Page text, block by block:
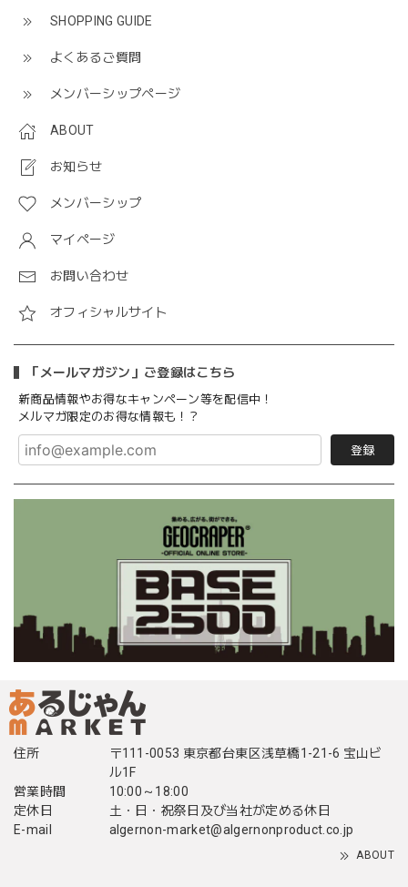
SHOPPING GUIDE
よくあるご質問
メンバーシップページ
ABOUT
お知らせ
メンバーシップ
マイページ
お問い合わせ
オフィシャルサイト
「メールマガジン」ご登録はこちら
新商品情報やお得なキャンペーン等を配信中！
メルマガ限定のお得な情報も！？
登録
住所
〒111-0053 東京都台東区浅草橋1-21-6 宝山ビ
ル1F
営業時間
10:00～18:00
定休日
土・日・祝祭日及び当社が定める休日
E-mail
algernon-market@algernonproduct.co.jp
ABOUT